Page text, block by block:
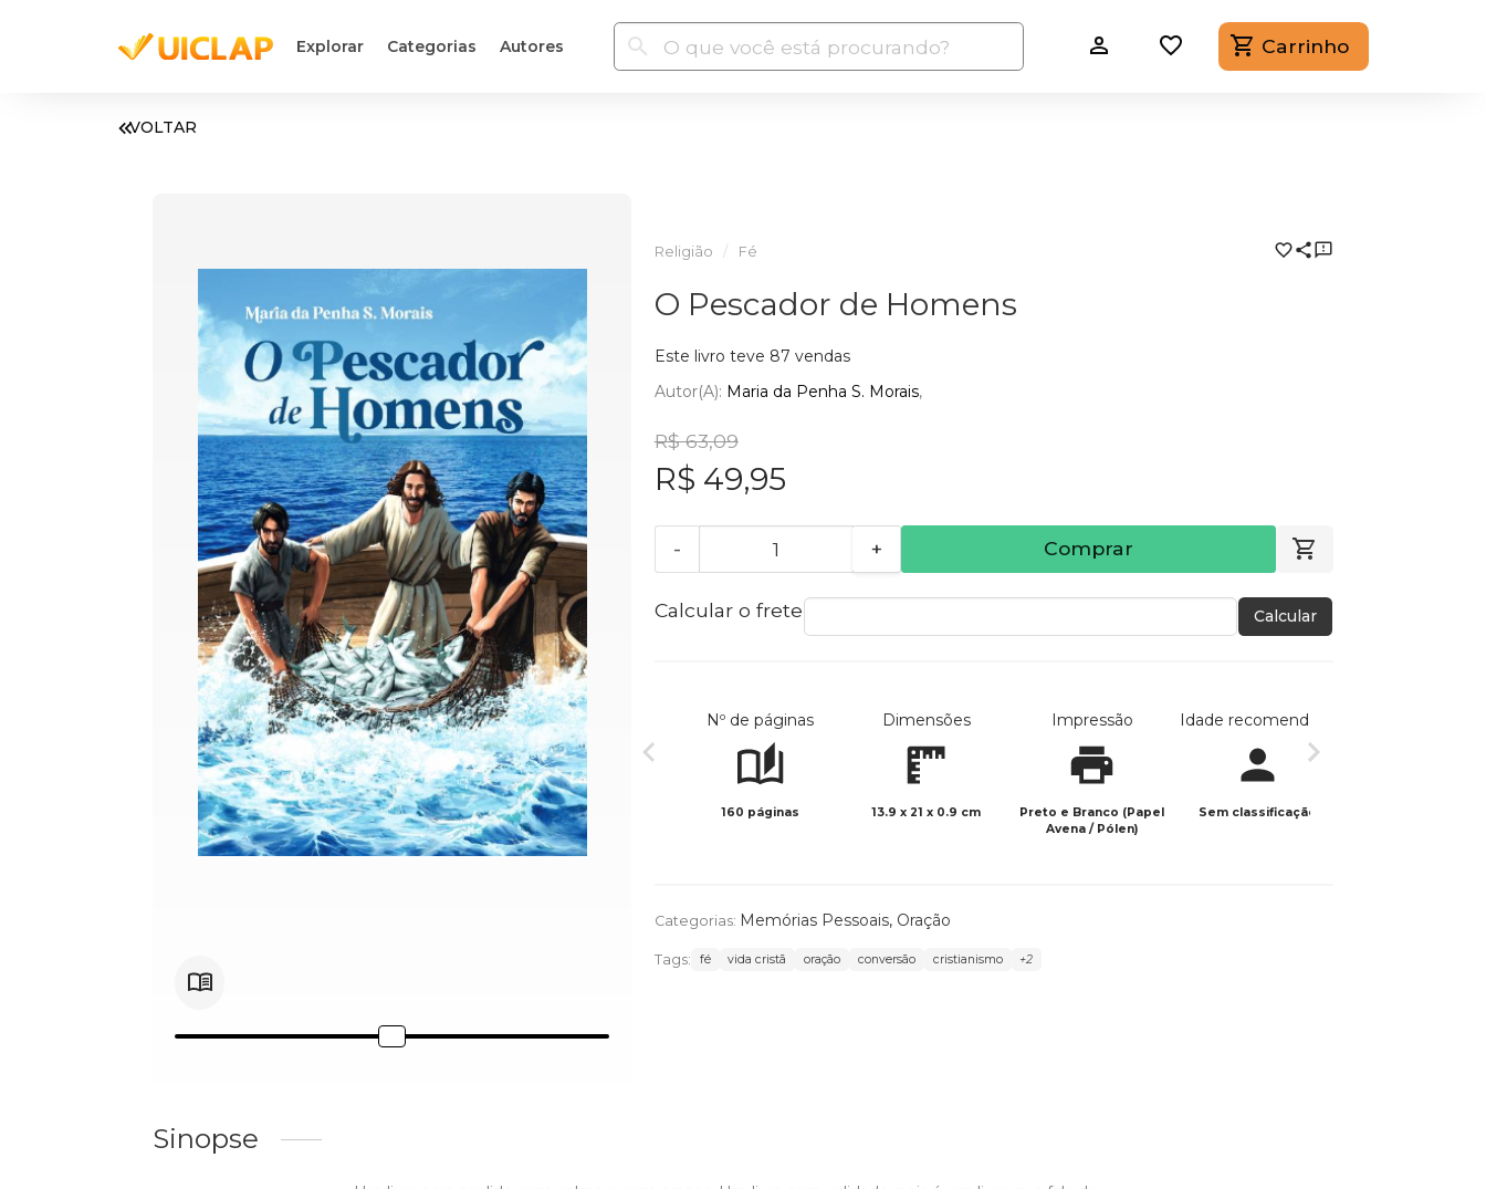
Explorar Categorias Autores Carrinho
VOLTAR
Religião Fé
O Pescador de Homens
Este livro teve 87 vendas
Autor(a): Maria da Penha S. Morais
R$ 63,09
R$ 49,95
- + Comprar
Calcular o frete Calcular
Nº de páginas
160 páginas
Dimensões
13.9 x 21 x 0.9 cm
Impressão
Preto e Branco (Papel
Avena / Pólen)
Idade recomendada
Sem classificação
Categorias: Memórias Pessoais, Oração
Tags: fé vida cristã oração conversão cristianismo +2
Sinopse